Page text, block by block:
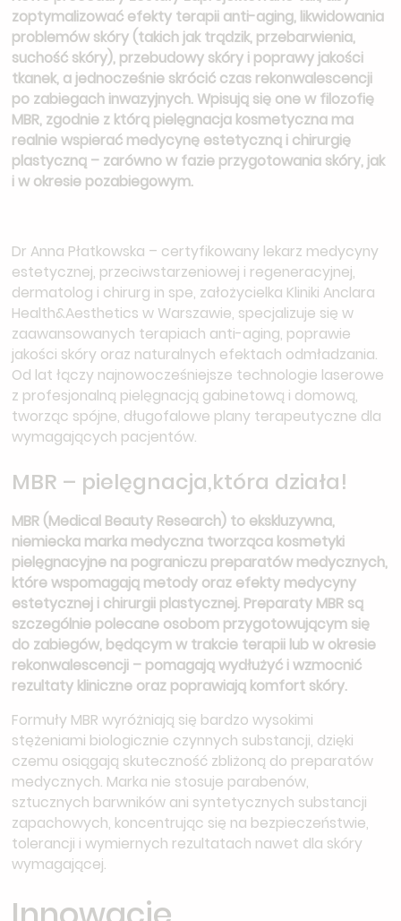
zoptymalizować efekty terapii anti-aging, likwidowania
problemów skóry (takich jak trądzik, przebarwienia,
suchość skóry), przebudowy skóry i poprawy jakości
tkanek, a jednocześnie skrócić czas rekonwalescencji
po zabiegach inwazyjnych. Wpisują się one w filozofię
MBR, zgodnie z którą pielęgnacja kosmetyczna ma
realnie wspierać medycynę estetyczną i chirurgię
plastyczną – zarówno w fazie przygotowania skóry, jak
i w okresie pozabiegowym.
Dr Anna Płatkowska – certyfikowany lekarz medycyny
estetycznej, przeciwstarzeniowej i regeneracyjnej,
dermatolog i chirurg in spe, założycielka Kliniki Anclara
Health&Aesthetics w Warszawie, specjalizuje się w
zaawansowanych terapiach anti-aging, poprawie
jakości skóry oraz naturalnych efektach odmładzania.
Od lat łączy najnowocześniejsze technologie laserowe
z profesjonalną pielęgnacją gabinetową i domową,
tworząc spójne, długofalowe plany terapeutyczne dla
wymagających pacjentów.
MBR – pielęgnacja,która działa!
MBR (Medical Beauty Research) to ekskluzywna,
niemiecka marka medyczna tworząca kosmetyki
pielęgnacyjne na pograniczu preparatów medycznych,
które wspomagają metody oraz efekty medycyny
estetycznej i chirurgii plastycznej. Preparaty MBR są
szczególnie polecane osobom przygotowującym się
do zabiegów, będącym w trakcie terapii lub w okresie
rekonwalescencji – pomagają wydłużyć i wzmocnić
rezultaty kliniczne oraz poprawiają komfort skóry.
Formuły MBR wyróżniają się bardzo wysokimi
stężeniami biologicznie czynnych substancji, dzięki
czemu osiągają skuteczność zbliżoną do preparatów
medycznych. Marka nie stosuje parabenów,
sztucznych barwników ani syntetycznych substancji
zapachowych, koncentrując się na bezpieczeństwie,
tolerancji i wymiernych rezultatach nawet dla skóry
wymagającej.